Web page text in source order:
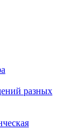
разных